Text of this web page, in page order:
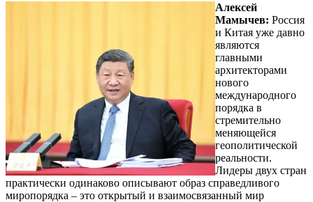
Алексей
Мамычев: Россия
и Китая уже давно
являются
главными
архитекторами
нового
международного
порядка в
стремительно
меняющейся
геополитической
реальности.
Лидеры двух стран
практически одинаково описывают образ справедливого
миропорядка – это открытый и взаимосвязанный мир